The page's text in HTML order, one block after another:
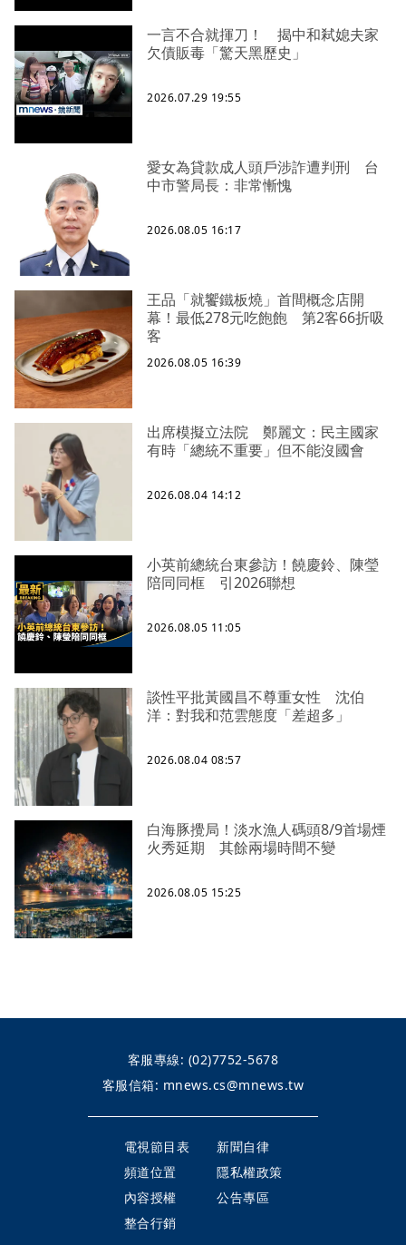
一言不合就揮刀！ 揭中和弒媳夫家
欠債販毒「驚天黑歷史」
2026.07.29 19:55
愛女為貸款成人頭戶涉詐遭判刑 台
中市警局長：非常慚愧
2026.08.05 16:17
王品「就饗鐵板燒」首間概念店開
幕！最低278元吃飽飽 第2客66折吸
客
2026.08.05 16:39
出席模擬立法院 鄭麗文：民主國家
有時「總統不重要」但不能沒國會
2026.08.04 14:12
小英前總統台東參訪！饒慶鈴、陳瑩
陪同同框 引2026聯想
2026.08.05 11:05
談性平批黃國昌不尊重女性 沈伯
洋：對我和范雲態度「差超多」
2026.08.04 08:57
白海豚攪局！淡水漁人碼頭8/9首場煙
火秀延期 其餘兩場時間不變
2026.08.05 15:25
客服專線: (02)7752-5678
客服信箱: mnews.cs@mnews.tw
電視節目表
新聞自律
頻道位置
隱私權政策
內容授權
公告專區
整合行銷